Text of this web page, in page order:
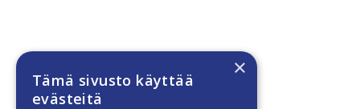
×
Tämä sivusto käyttää
evästeitä